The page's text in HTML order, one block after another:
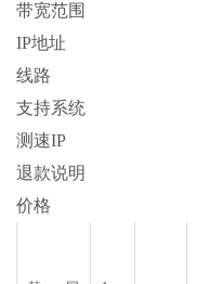
带宽范围
IP地址
线路
支持系统
测速IP
退款说明
价格